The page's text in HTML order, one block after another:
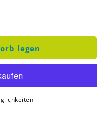
Nissan
für Dachträger
legen